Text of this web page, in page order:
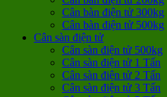
Cân bàn điện tử 300kg
Cân bàn điện tử 500kg
Cân sàn điện tử
Cân sàn điện tử 500kg
Cân sàn điện tử 1 Tấn
Cân sàn điện tử 2 Tấn
Cân sàn điện tử 3 Tấn